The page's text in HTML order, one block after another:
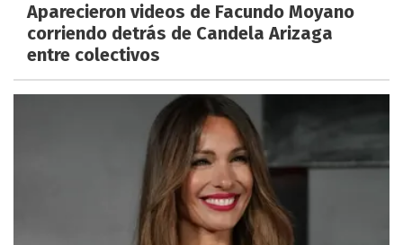
Aparecieron videos de Facundo Moyano
corriendo detrás de Candela Arizaga
entre colectivos